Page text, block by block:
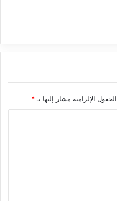
الحقول الإلزامية مشار إليها بـ*